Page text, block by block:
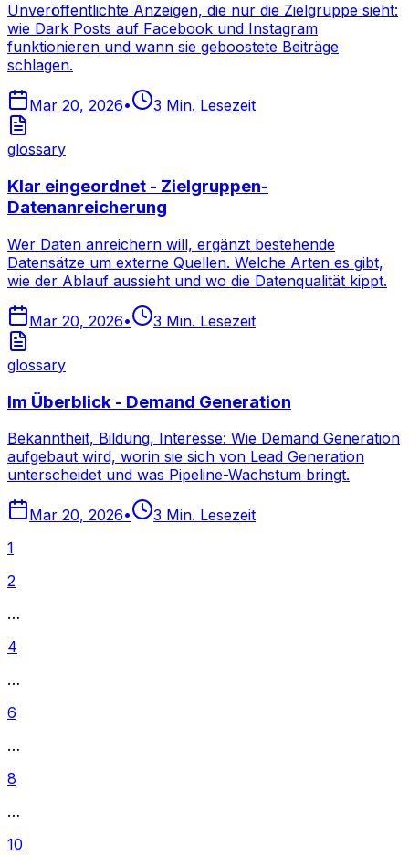
Unveröffentlichte Anzeigen, die nur die Zielgruppe sieht:
wie Dark Posts auf Facebook und Instagram
funktionieren und wann sie geboostete Beiträge
schlagen.
Mar 20, 2026• 3 Min. Lesezeit
glossary
Klar eingeordnet - Zielgruppen-
Datenanreicherung
Wer Daten anreichern will, ergänzt bestehende
Datensätze um externe Quellen. Welche Arten es gibt,
wie der Ablauf aussieht und wo die Datenqualität kippt.
Mar 20, 2026• 3 Min. Lesezeit
glossary
Im Überblick - Demand Generation
Bekanntheit, Bildung, Interesse: Wie Demand Generation
aufgebaut wird, worin sie sich von Lead Generation
unterscheidet und was Pipeline-Wachstum bringt.
Mar 20, 2026• 3 Min. Lesezeit
1
2
…
4
…
6
…
8
…
10